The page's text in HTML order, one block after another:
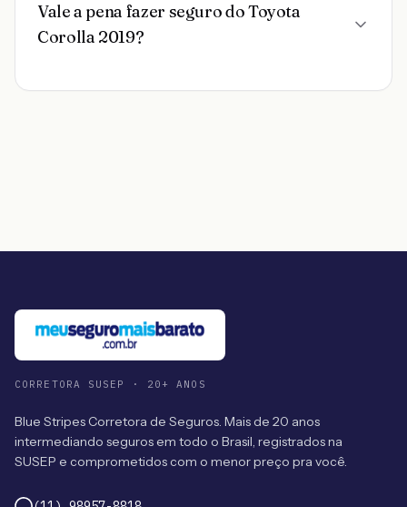
Vale a pena fazer seguro do Toyota
Corolla 2019?
CORRETORA SUSEP · 20+ ANOS
Blue Stripes Corretora de Seguros. Mais de 20 anos
intermediando seguros em todo o Brasil, registrados na
SUSEP e comprometidos com o menor preço pra você.